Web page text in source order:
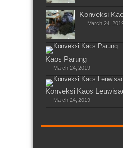
Konveksi
March 24,
Kaos Parung
March 24, 2019
Konveksi Kaos
March 24, 2019